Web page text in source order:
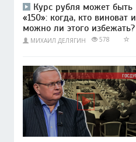
Курс рубля может быть
«150»: когда, кто виноват и
можно ли этого избежать?
МИХАИЛ ДЕЛЯГИН 578